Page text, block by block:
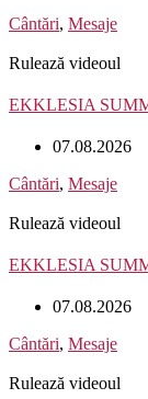
Cântări, Mesaje
Rulează videoul
EKKLESIA
07.08.2026
Cântări, Mesaje
Rulează videoul
EKKLESIA
07.08.2026
Cântări, Mesaje
Rulează videoul